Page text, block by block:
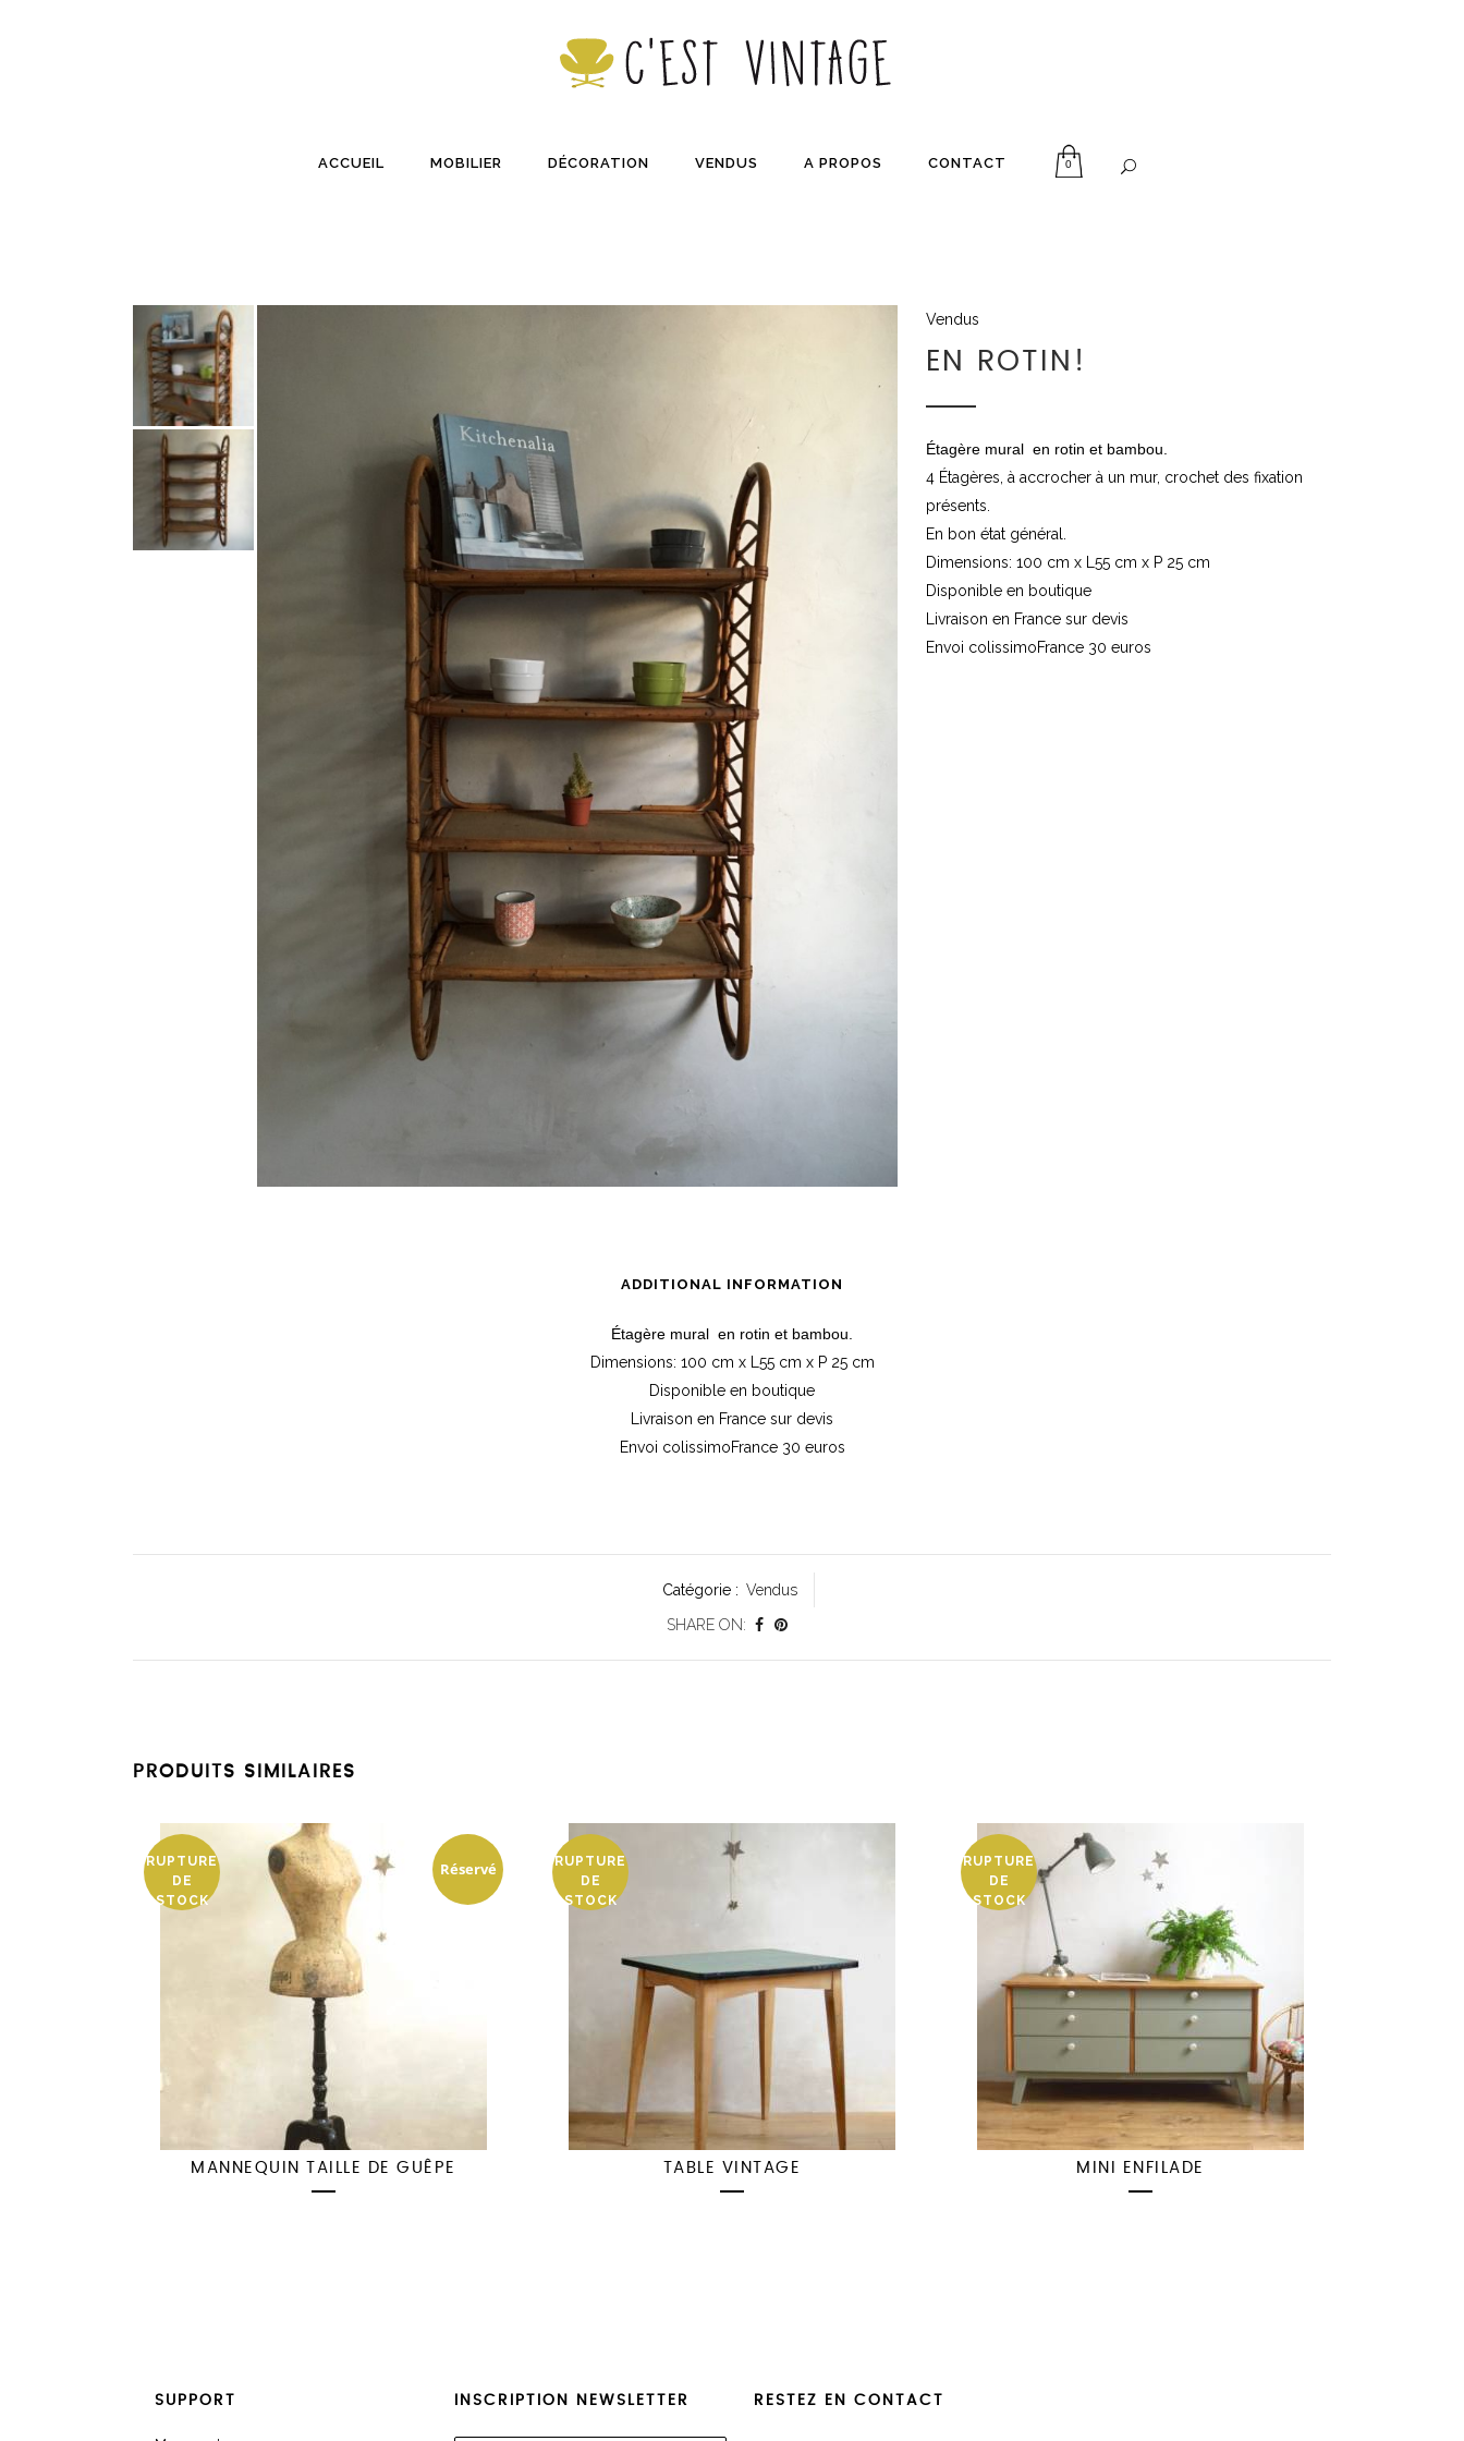
ACCUEIL MOBILIER DÉCORATION VENDUS A PROPOS CONTACT 0
Vendus
EN ROTIN!
Étagère mural en rotin et bambou.
4 Étagères, à accrocher à un mur, crochet des fixation
présents.
En bon état général.
Dimensions: 100 cm x L 55 cm x P 25 cm
Disponible en boutique
Livraison en France sur devis
Envoi colissimoFrance 30 euros
ADDITIONAL INFORMATION
Étagère mural en rotin et bambou.
Dimensions: 100 cm x L 55 cm x P 25 cm
Disponible en boutique
Livraison en France sur devis
Envoi colissimoFrance 30 euros
Catégorie : Vendus
SHARE ON:
PRODUITS SIMILAIRES
Réservé
RUPTURE
DE
STOCK
MANNEQUIN TAILLE DE GUÊPE
RUPTURE
DE
STOCK
TABLE VINTAGE
RUPTURE
DE
STOCK
MINI ENFILADE
SUPPORT INSCRIPTION NEWSLETTER RESTEZ EN CONTACT